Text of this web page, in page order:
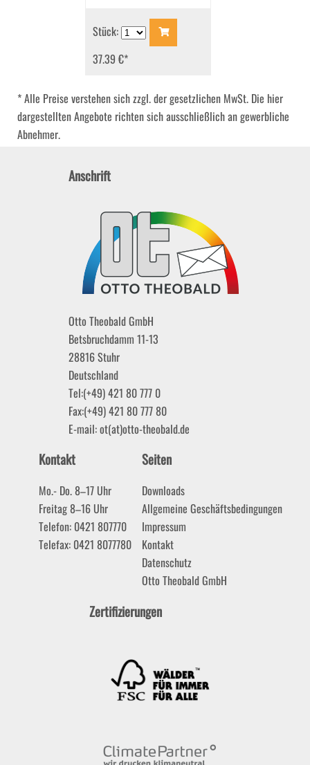
Stück:
37.39 €*
* Alle Preise verstehen sich zzgl. der gesetzlichen MwSt. Die hier
dargestellten Angebote richten sich ausschließlich an gewerbliche
Abnehmer.
Anschrift
Otto Theobald GmbH
Betsbruchdamm 11-13
28816Stuhr
Deutschland
Tel:(+49) 421 80 777 0
Fax:(+49) 421 80 777 80
E-mail:ot(at)otto-theobald.de
Kontakt
Mo.- Do. 8–17 Uhr
Freitag 8–16 Uhr
Telefon: 0421 807770
Telefax: 0421 8077780
Seiten
Downloads
Allgemeine Geschäftsbedingungen
Impressum
Kontakt
Datenschutz
Otto Theobald GmbH
Zertifizierungen